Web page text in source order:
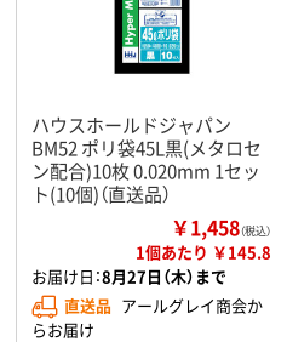
ハウスホールドジャパン
BM52 ポリ袋45L黒(メタロセ
ン配合)10枚 0.020mm 1セッ
ト(10個)（直送品）
￥1,458（税込）
1個あたり ￥145.8
お届け日：8月27日（木）まで
直送品 アールグレイ商会か
らお届け